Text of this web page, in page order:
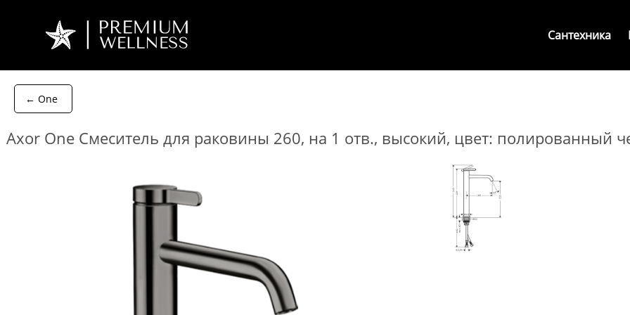
Сантехника
← One
Axor One Смеситель для раковины 260, на 1 отв., высокий, цвет: полированный